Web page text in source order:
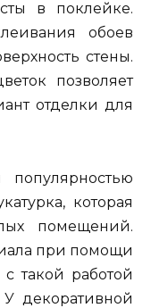
в поклейке.
обоев
стены.
позволяет
отделки для
которая
помещений.
при помощи
такой работой
декоративной